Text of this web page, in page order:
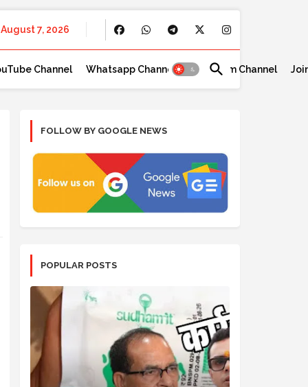
August 7, 2026
Channel Whatsapp Channel Telegram Channel
FOLLOW BY GOOGLE NEWS
POPULAR POSTS